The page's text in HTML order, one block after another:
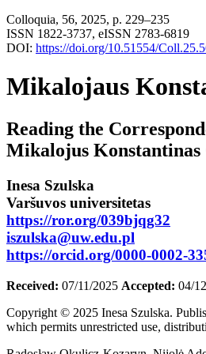
Colloquia, 56, 2025, p. 229–235
ISSN 1822-3737, eISSN 2783-6819
DOI: https://doi.org/10.51554/
Mikalojaus
Reading the
Mikalojus
Inesa Szulska
Varšuvos universitetas
https://ror.org/039bjqg32
iszulska@uw.edu.pl
https://orcid.org/0000-0002-
Received: 07/11/2025 Accepted: 04/
Copyright © 2025 Inesa Szulska.
which permits unrestricted use,